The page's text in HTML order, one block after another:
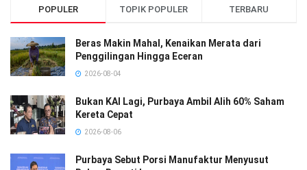
POPULER TOPIK POPULER TERBARU
Beras Makin Mahal, Kenaikan Merata dari
Penggilingan Hingga Eceran
2026-08-04
Bukan KAI Lagi, Purbaya Ambil Alih 60% Saham
Kereta Cepat
2026-08-06
Purbaya Sebut Porsi Manufaktur Menyusut